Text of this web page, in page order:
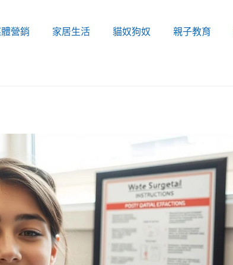
營銷 家居生活 貓奴狗奴 親子教育